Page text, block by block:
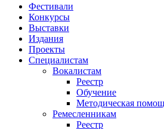
Фестивали
Конкурсы
Выставки
Издания
Проекты
Специалистам
Вокалистам
Реестр
Обучение
Методическая
Ремесленникам
Реестр